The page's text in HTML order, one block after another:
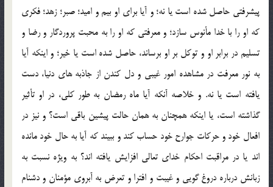
پيشرفتي حاصل شده است يا نه؛ و آيا براي او بيم و اميد؛ صبر؛ زهد؛ فكري
كه او را با خدا مأنوس سازد؛ و معرفتي كه او را به محبت پروردگار و رضا و
تسليم در برابر او و توكل بر او برساند، حاصل شده است يا خير؛ و اينكه آيا
به نور معرفت در مشاهده امور غيبي و دل كندن از جاذبه هاي دنيا، دست
يافته است يا نه. و خلاصه آنكه آيا ماه رمضان به طور كلي، در او تأثير
گذاشته است، يا اينكه همچنان به همان حالت پيشين باقي است؟ و نيز در
افعال خود و حركات جوارح خود حساب كند و ببيند كه آيا به حال خود مانده
اند يا در مراقبت احكام خداي تعالي افزايش يافته اند؟ به ويژه نسبت به
زبانش درباره دروغ گويي و غيبت و افترا و تعرض به آبروي مؤمنان و دشنام